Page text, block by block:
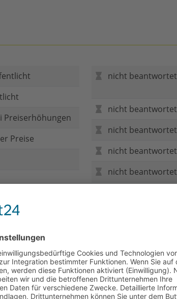
Preiserhöhungen
Preise
nicht beantwortet
nicht beantwortet
nicht beantwortet
nicht beantwortet
nicht beantwortet